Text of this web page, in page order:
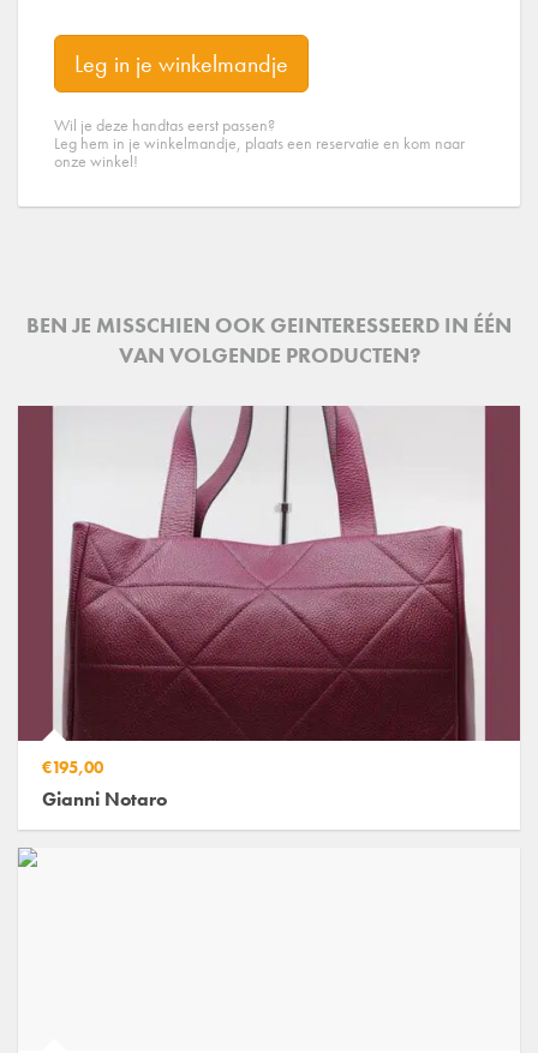
Leg in je winkelmandje
Wil je deze handtas eerst passen?
Leg hem in je winkelmandje, plaats een reservatie en kom naar
onze winkel!
BEN JE MISSCHIEN OOK GEINTERESSEERD IN ÉÉN
VAN VOLGENDE PRODUCTEN?
€195,00
Gianni Notaro